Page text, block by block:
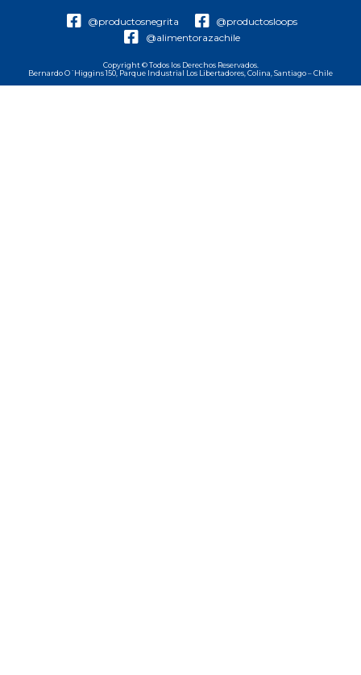
@productosnegrita
@productosloops
@alimentorazachile
Copyright © Todos los Derechos Reservados.
Bernardo O´Higgins 150, Parque Industrial Los Libertadores, Colina, Santiago – Chile